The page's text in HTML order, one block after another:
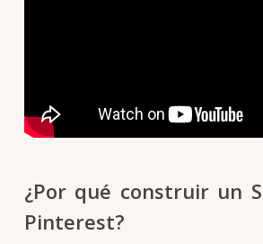
¿Por qué construir un
Pinterest?